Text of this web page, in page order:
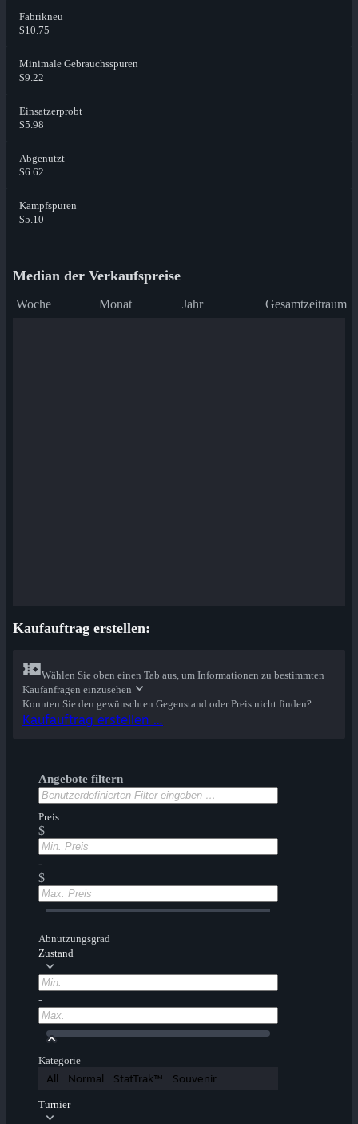
Fabrikneu
$10.75
Minimale Gebrauchsspuren
$9.22
Einsatzerprobt
$5.98
Abgenutzt
$6.62
Kampfspuren
$5.10
Median der Verkaufspreise
Woche Monat Jahr Gesamtzeitraum
Kaufauftrag erstellen:
Wählen Sie oben einen Tab aus, um Informationen zu bestimmten
Kaufanfragen einzusehen
Konnten Sie den gewünschten Gegenstand oder Preis nicht finden?
Kaufauftrag erstellen …
Angebote filtern
Preis
$
-
$
Abnutzungsgrad
Zustand
-
Kategorie
All Normal StatTrak™ Souvenir
Turnier